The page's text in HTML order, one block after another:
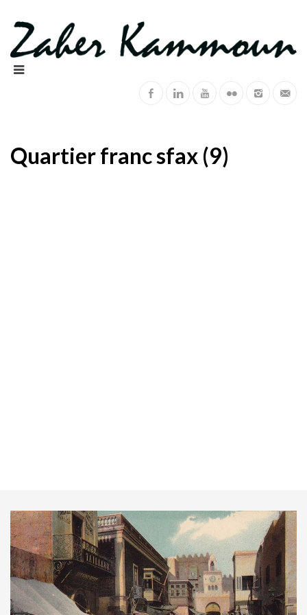
Quartier franc sfax (9)